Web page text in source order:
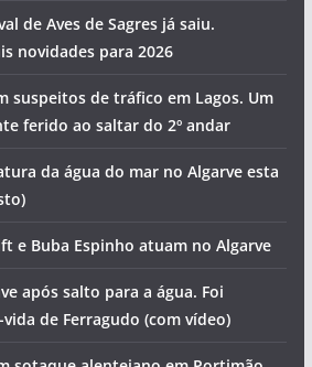
de Aves de Sagres já saiu.
novidades para 2026
suspeitos de tráfico em Lagos. Um
ferido ao saltar do 2º andar
da água do mar no Algarve esta
e Buba Espinho atuam no Algarve
após salto para a água. Foi
de Ferragudo (com vídeo)